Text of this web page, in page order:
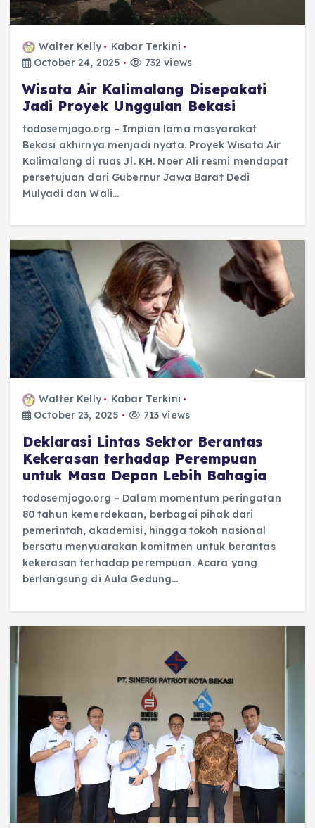
Walter Kelly
Kabar Terkini
October 24, 2025
732 views
Wisata Air Kalimalang Disepakati
Jadi Proyek Unggulan Bekasi
todosemjogo.org – Impian lama masyarakat
Bekasi akhirnya menjadi nyata. Proyek Wisata Air
Kalimalang di ruas Jl. KH. Noer Ali resmi mendapat
persetujuan dari Gubernur Jawa Barat Dedi
Mulyadi dan Wali…
Walter Kelly
Kabar Terkini
October 23, 2025
713 views
Deklarasi Lintas Sektor Berantas
Kekerasan terhadap Perempuan
untuk Masa Depan Lebih Bahagia
todosemjogo.org – Dalam momentum peringatan
80 tahun kemerdekaan, berbagai pihak dari
pemerintah, akademisi, hingga tokoh nasional
bersatu menyuarakan komitmen untuk berantas
kekerasan terhadap perempuan. Acara yang
berlangsung di Aula Gedung…